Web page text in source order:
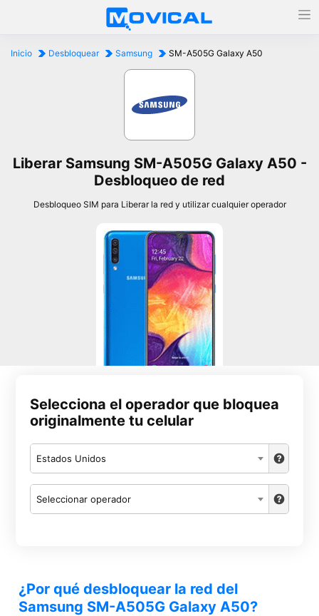
Inicio Desbloquear Samsung SM-A505G Galaxy A50
Liberar Samsung SM-A505G Galaxy A50 -
Desbloqueo de red
Desbloqueo SIM para Liberar la red y utilizar cualquier operador
Selecciona el operador que bloquea
originalmente tu celular
Estados Unidos
Seleccionar operador
¿Por qué desbloquear la red del
Samsung SM-A505G Galaxy A50?